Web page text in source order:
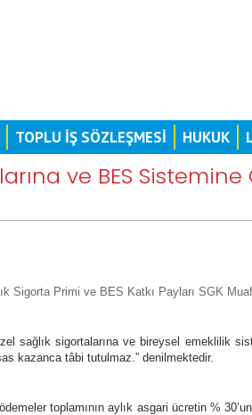
TOPLU İŞ SÖZLEŞMESİ HUKUK
ve BES
Sigorta Primi ve BES Katkı Payları SGK
sağlık sigortalarına ve bireysel emeklilik
kazanca tâbi tutulmaz.” denilmektedir.
toplamının aylık asgari ücretin %